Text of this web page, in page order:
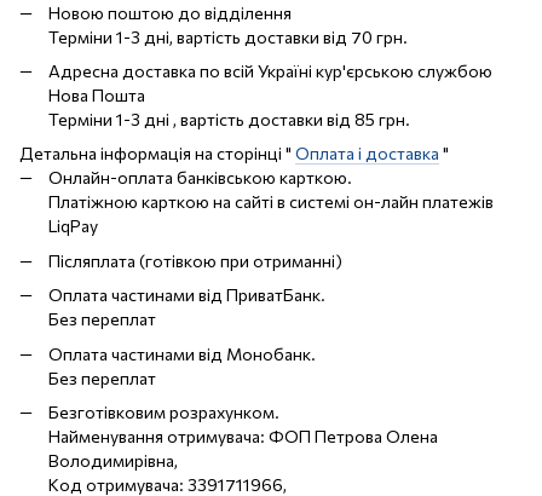
Новою поштою до відділення
Терміни 1-3 дні, вартість доставки від 70 грн.
Адресна доставка по всій Україні кур'єрською службою
Нова Пошта
Терміни 1-3 дні , вартість доставки від 85 грн.
Детальна інформація на сторінці " Оплата і доставка "
Онлайн-оплата банківською карткою.
Платіжною карткою на сайті в системі он-лайн платежів
LiqPay
Післяплата (готівкою при отриманні)
Оплата частинами від ПриватБанк.
Без переплат
Оплата частинами від Монобанк.
Без переплат
Безготівковим розрахунком.
Найменування отримувача: ФОП Петрова Олена
Володимирівна,
Код отримувача: 3391711966,